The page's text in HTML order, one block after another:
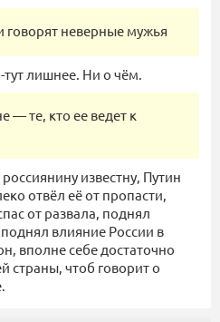
говорят неверные мужья
тут лишнее. Ни о чём.
— те, кто ее ведет к
известну, Путин
отвёл её от пропасти,
от развала, поднял
влияние России в
вполне себе достаточно
страны, чтоб говорит о